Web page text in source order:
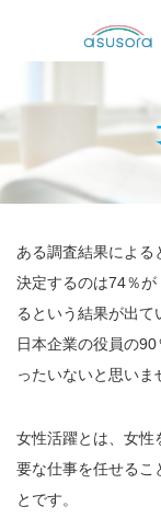
ある調査結果による
決定するのは74％
るという結果が出て
日本企業の役員の
ったいないと思いま
女性活躍とは、女性
要な仕事を任せるこ
とです。